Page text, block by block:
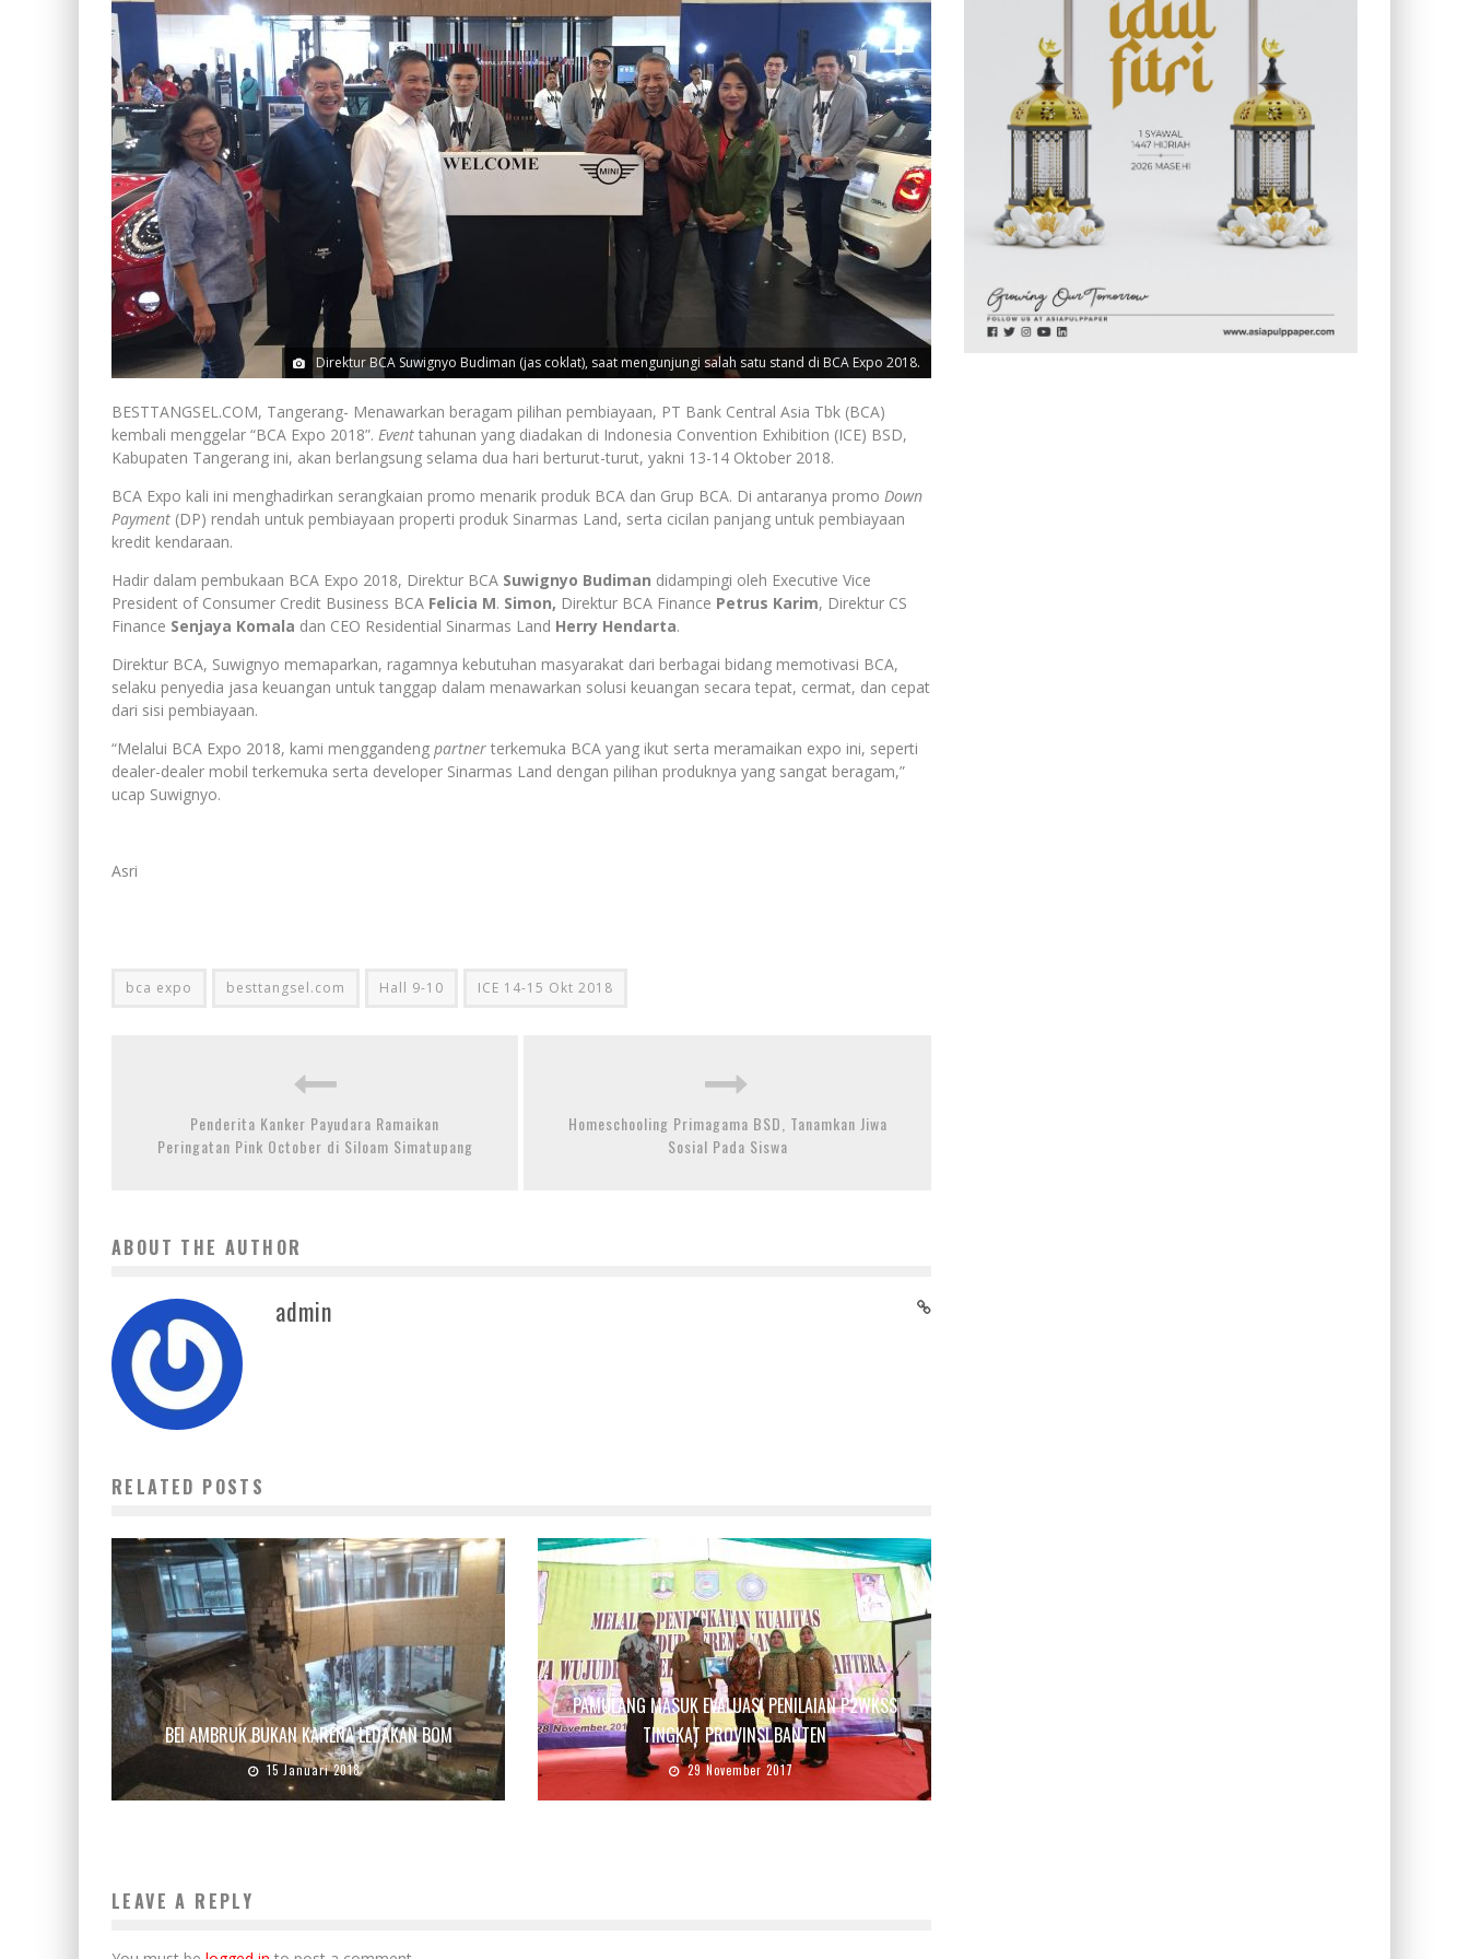
Direktur BCA Suwignyo Budiman (jas coklat), saat mengunjungi salah satu stand di BCA Expo 2018.
BESTTANGSEL.COM, Tangerang- Menawarkan beragam pilihan pembiayaan, PT Bank Central Asia Tbk (BCA)
kembali menggelar “BCA Expo 2018”. Event tahunan yang diadakan di Indonesia Convention Exhibition (ICE) BSD,
Kabupaten Tangerang ini, akan berlangsung selama dua hari berturut-turut, yakni 13-14 Oktober 2018.
BCA Expo kali ini menghadirkan serangkaian promo menarik produk BCA dan Grup BCA. Di antaranya promo Down
Payment (DP) rendah untuk pembiayaan properti produk Sinarmas Land, serta cicilan panjang untuk pembiayaan
kredit kendaraan.
Hadir dalam pembukaan BCA Expo 2018, Direktur BCA Suwignyo Budiman didampingi oleh Executive Vice
President of Consumer Credit Business BCA Felicia M. Simon, Direktur BCA Finance Petrus Karim, Direktur CS
Finance Senjaya Komala dan CEO Residential Sinarmas Land Herry Hendarta.
Direktur BCA, Suwignyo memaparkan, ragamnya kebutuhan masyarakat dari berbagai bidang memotivasi BCA,
selaku penyedia jasa keuangan untuk tanggap dalam menawarkan solusi keuangan secara tepat, cermat, dan cepat
dari sisi pembiayaan.
“Melalui BCA Expo 2018, kami menggandeng partner terkemuka BCA yang ikut serta meramaikan expo ini, seperti
dealer-dealer mobil terkemuka serta developer Sinarmas Land dengan pilihan produknya yang sangat beragam,”
ucap Suwignyo.
Asri
bca expo besttangsel.com Hall 9-10 ICE 14-15 Okt 2018
Penderita Kanker Payudara Ramaikan
Peringatan Pink October di Siloam Simatupang
Homeschooling Primagama BSD, Tanamkan Jiwa
Sosial Pada Siswa
ABOUT THE AUTHOR
admin
RELATED POSTS
BEI AMBRUK BUKAN KARENA LEDAKAN BOM
15 Januari 2018
PAMULANG MASUK EVALUASI PENILAIAN P2WKSS
TINGKAT PROVINSI BANTEN
29 November 2017
LEAVE A REPLY